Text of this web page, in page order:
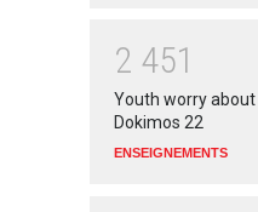
2 451
Youth worry
Dokimos 22
ENSEIGNEMENTS